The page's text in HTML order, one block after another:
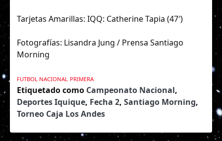
Tarjetas Amarillas: IQQ: Catherine Tapia (47′)
Fotografías: Lisandra Jung / Prensa Santiago
Morning
FUTBOL NACIONAL PRIMERA
Etiquetado como Campeonato Nacional,
Deportes Iquique, Fecha 2, Santiago Morning,
Torneo Caja Los Andes